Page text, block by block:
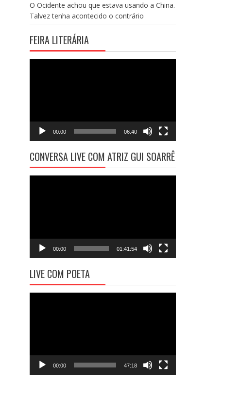
O Ocidente achou que estava usando a China.
Talvez tenha acontecido o contrário
FEIRA LITERÁRIA
00:00 06:40
CONVERSA LIVE COM ATRIZ GUI SOARRÊ
00:00 01:41:54
LIVE COM POETA
00:00 47:18